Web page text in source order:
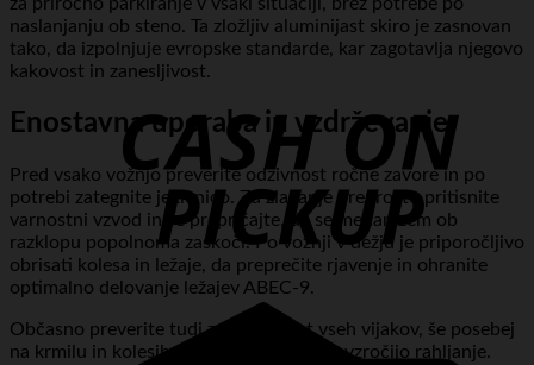
naslanjanju ob steno. Ta zložljiv aluminijast skiro je zasnovan
tako, da izpolnjuje evropske standarde, kar zagotavlja njegovo
kakovost in zanesljivost.
Enostavna uporaba in vzdrževanje
Pred vsako vožnjo preverite odzivnost ročne zavore in po
potrebi zategnite jeklenico. Za zlaganje preprosto pritisnite
varnostni vzvod in se prepričajte, da se mehanizem ob
razklopu popolnoma zaskoči. Po vožnji v dežju je priporočljivo
obrisati kolesa in ležaje, da preprečite rjavenje in ohranite
optimalno delovanje ležajev ABEC-9.
Občasno preverite tudi zategnjenost vseh vijakov, še posebej
na krmilu in kolesih, saj lahko tresljaji povzročijo rahljanje.